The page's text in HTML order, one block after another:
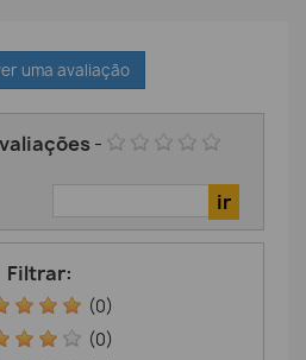
uma avaliação
-
Filtrar:
(0)
(0)